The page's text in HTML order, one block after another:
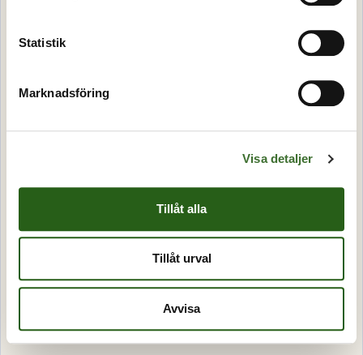
Statistik
Marknadsföring
Visa detaljer
Tillåt alla
Tillåt urval
Avvisa